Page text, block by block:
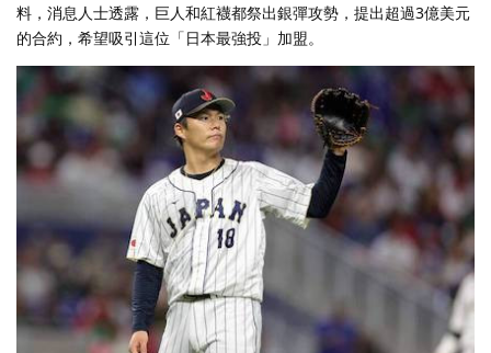
料，消息人士透露，巨人和紅襪都祭出銀彈攻勢，提出超過3億美元
的合約，希望吸引這位「日本最強投」加盟。